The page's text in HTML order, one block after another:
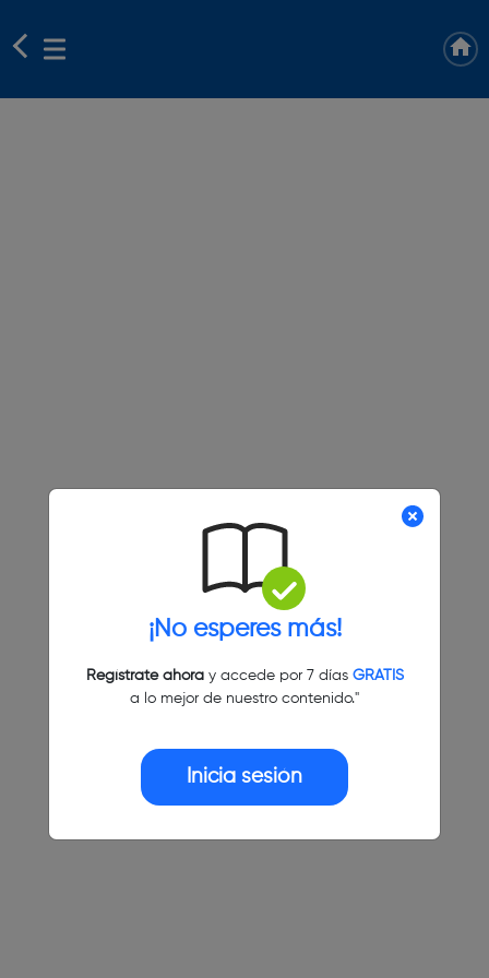
¡No esperes más!
Regístrate ahoray accede por 7 días GRATIS
a lo mejor de nuestro contenido."
Inicia sesión